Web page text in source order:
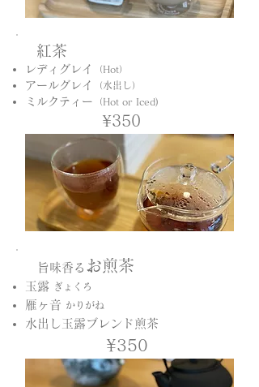
紅茶
レディグレイ （Hot）
アールグレイ （水出し）
​ミルクティー （Hot or Iced)
¥350
旨味香る お煎茶
玉露 ぎょくろ
雁ヶ音 かりがね
​水出し玉露ブレンド煎茶
¥350